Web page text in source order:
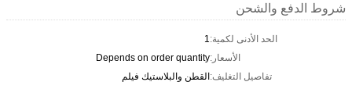
شروط الدفع والشحن
الحد الأدنى لكمية:1
الأسعار:Depends on order quantity
تفاصيل التغليف:القطن والبلاستيك فيلم